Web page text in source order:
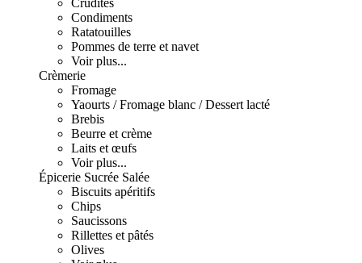
Crudités
Condiments
Ratatouilles
Pommes de terre et navet
Voir plus...
Crèmerie
Fromage
Yaourts / Fromage blanc / Dessert lacté
Brebis
Beurre et crème
Laits et œufs
Voir plus...
Épicerie Sucrée Salée
Biscuits apéritifs
Chips
Saucissons
Rillettes et pâtés
Olives